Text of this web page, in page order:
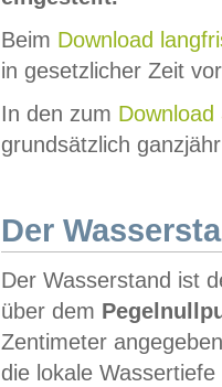
Beim Download
in gesetzlicher Zeit
In den zum Download
grundsätzlich
Der
Der Wasserstand ist
über dem
Zentimeter
die lokale